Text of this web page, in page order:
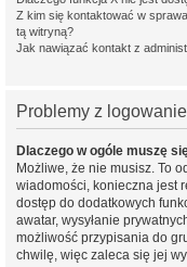
Z kim się kontaktować w
tą witryną?
Jak nawiązać kontakt z
Problemy z
Dlaczego w ogóle muszę
Możliwe, że nie musisz. To
wiadomości, konieczna jest
dostęp do dodatkowych
awatar, wysyłanie
możliwość przypisania do
chwilę, więc zaleca się jej